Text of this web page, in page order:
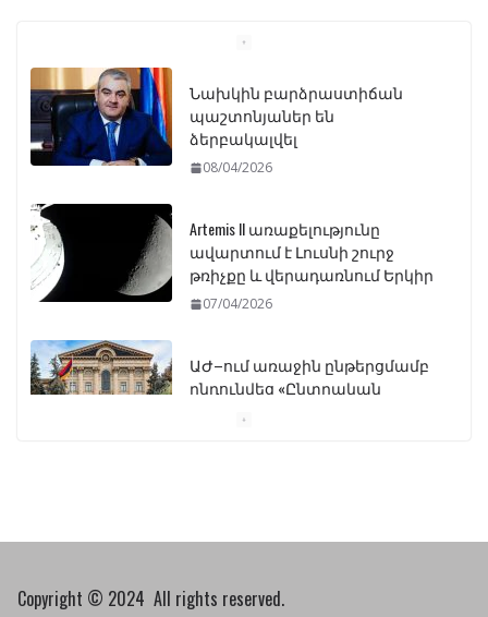
Նախկին բարձրաստիճան
պաշտոնյաներ են
ձերբակալվել
08/04/2026
Artemis II առաքելությունը
ավարտում է Լուսնի շուրջ
թռիչքը և վերադառնում Երկիր
07/04/2026
ԱԺ–ում առաջին ընթերցմամբ
ընդունվեց «Ընտրական
կբողոքարկի Գարեգին
սահմանափակման
Copyright © 2024 All rights reserved.